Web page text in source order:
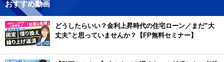
おすすめ動画
どうしたらいい？金利上昇時代の住宅ローン／まだ”大
丈夫”と思っていませんか？【FP無料セミナー】